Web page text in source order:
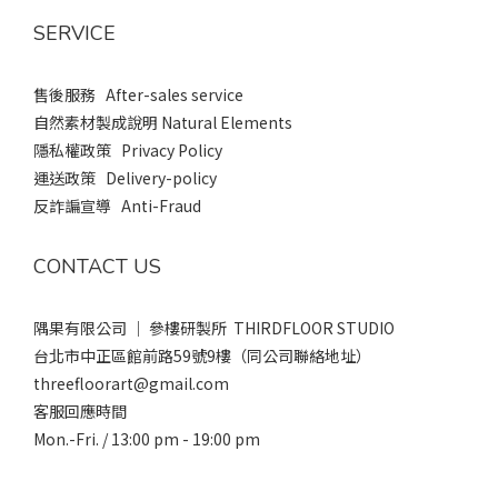
SERVICE
售後服務 After-sales service
自然素材製成說明 Natural Elements
隱私權政策 Privacy Policy
運送政策 Delivery-policy
反詐諞宣導 Anti-Fraud
CONTACT US
隅果有限公司 ｜ 參樓研製所 THIRDFLOOR STUDIO
台北市中正區館前路59號9樓（同公司聯絡地址）
threefloorart@gmail.com
客服回應時間
Mon.-Fri. / 13:00 pm - 19:00 pm